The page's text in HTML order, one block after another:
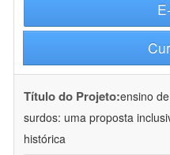
Título do Projeto:ensino
surdos: uma proposta
histórica